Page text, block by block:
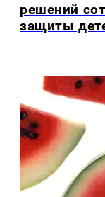
решений
защиты